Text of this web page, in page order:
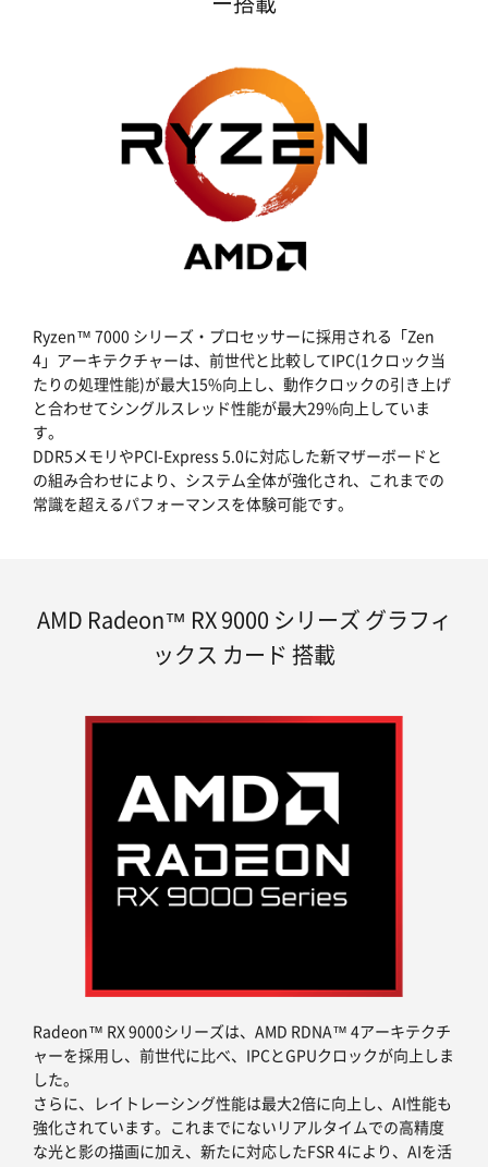
Ryzen™ 7000 シリーズ・プロセッサーに採用される「Zen
4」アーキテクチャーは、前世代と比較してIPC(1クロック当
たりの処理性能)が最大15%向上し、動作クロックの引き上げ
と合わせてシングルスレッド性能が最大29%向上していま
す。
DDR5メモリやPCI-Express 5.0に対応した新マザーボードと
の組み合わせにより、システム全体が強化され、これまでの
常識を超えるパフォーマンスを体験可能です。
AMD Radeon™ RX 9000 シリーズ グラフィ
ックス カード 搭載
Radeon™ RX 9000シリーズは、AMD RDNA™ 4アーキテクチ
ャーを採用し、前世代に比べ、IPCとGPUクロックが向上しま
した。
さらに、レイトレーシング性能は最大2倍に向上し、AI性能も
強化されています。これまでにないリアルタイムでの高精度
な光と影の描画に加え、新たに対応したFSR 4により、AIを活